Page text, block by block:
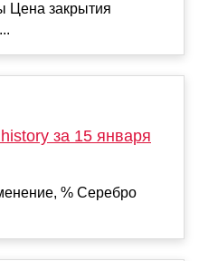
Цена закрытия
за 15 января
% Серебро